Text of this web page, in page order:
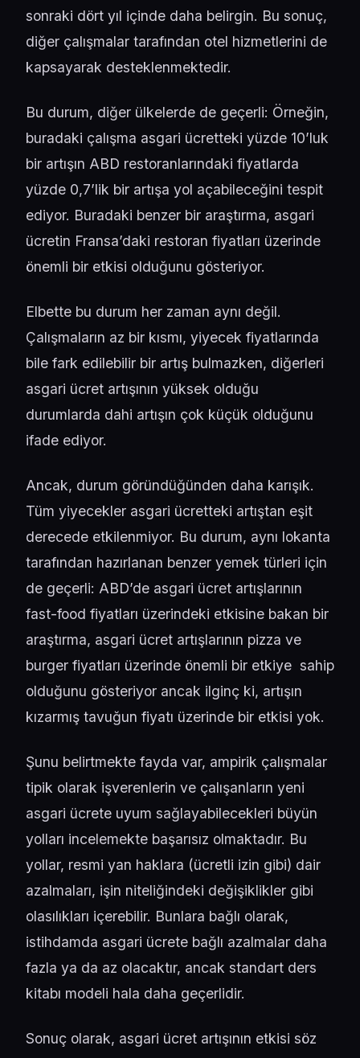
sonraki dört yıl içinde daha belirgin. Bu sonuç,
diğer çalışmalar tarafından otel hizmetlerini de
kapsayarak desteklenmektedir.
Bu durum, diğer ülkelerde de geçerli: Örneğin,
buradaki çalışma asgari ücretteki yüzde 10’luk
bir artışın ABD restoranlarındaki fiyatlarda
yüzde 0,7’lik bir artışa yol açabileceğini tespit
ediyor. Buradaki benzer bir araştırma, asgari
ücretin Fransa’daki restoran fiyatları üzerinde
önemli bir etkisi olduğunu gösteriyor.
Elbette bu durum her zaman aynı değil.
Çalışmaların az bir kısmı, yiyecek fiyatlarında
bile fark edilebilir bir artış bulmazken, diğerleri
asgari ücret artışının yüksek olduğu
durumlarda dahi artışın çok küçük olduğunu
ifade ediyor.
Ancak, durum göründüğünden daha karışık.
Tüm yiyecekler asgari ücretteki artıştan eşit
derecede etkilenmiyor. Bu durum, aynı lokanta
tarafından hazırlanan benzer yemek türleri için
de geçerli: ABD’de asgari ücret artışlarının
fast-food fiyatları üzerindeki etkisine bakan bir
araştırma, asgari ücret artışlarının pizza ve
burger fiyatları üzerinde önemli bir etkiye sahip
olduğunu gösteriyor ancak ilginç ki, artışın
kızarmış tavuğun fiyatı üzerinde bir etkisi yok.
Şunu belirtmekte fayda var, ampirik çalışmalar
tipik olarak işverenlerin ve çalışanların yeni
asgari ücrete uyum sağlayabilecekleri büyün
yolları incelemekte başarısız olmaktadır. Bu
yollar, resmi yan haklara (ücretli izin gibi) dair
azalmaları, işin niteliğindeki değişiklikler gibi
olasılıkları içerebilir. Bunlara bağlı olarak,
istihdamda asgari ücrete bağlı azalmalar daha
fazla ya da az olacaktır, ancak standart ders
kitabı modeli hala daha geçerlidir.
Sonuç olarak, asgari ücret artışının etkisi söz